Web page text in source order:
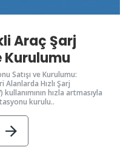
Araç Şarj
Kurulumu
Satışı ve Kurulumu:
Hızlı Şarj
hızla artmasıyla
kurulu..